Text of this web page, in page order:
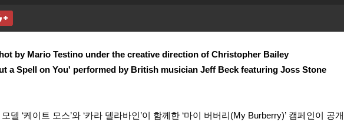
by Mario Testino under the creative direction of Christopher Bailey
a Spell on You' performed by British musician Jeff Beck featuring Joss Stone
델 ‘케이트 모스’와 ‘카라 델라바인 ’이 함께한 ‘마이 버버리(My Burberry)’ 캠페인이 공개